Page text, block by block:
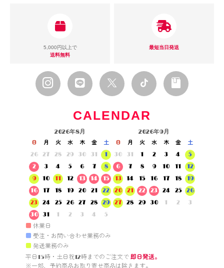
5,000円以上で
送料無料
最短当日発送
CALENDAR
2026年8月
日 月 火 水 木 金
土
26
27 28 29 30 31
1
2
3 4 5 6 7
8
9
10 11 12 13 14
15
16
17 18 19 20 21
22
23
24 25 26 27 28
29
30
31 1 2 3 4 5
2026年9月
日 月 火 水 木 金
土
30
31 1 2 3 4
5
6
7 8 9 10 11
12
13
14 15 16 17 18
19
20
21 22 23 24 25
26
27
28 29 30 1 2 3
■ 休業日
■ 受注・お問い合わせ業務のみ
■ 発送業務のみ
平日15時・土日祝12時までのご注文で 即日発送。
※一部、予約商品お取り寄せ商品は除きます。